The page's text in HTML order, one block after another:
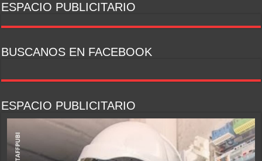
ESPACIO PUBLICITARIO
BUSCANOS EN FACEBOOK
ESPACIO PUBLICITARIO